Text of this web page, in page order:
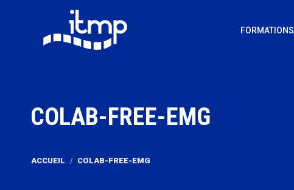
FORMATIONS
COLAB-FREE-EMG
ACCUEIL COLAB-FREE-EMG